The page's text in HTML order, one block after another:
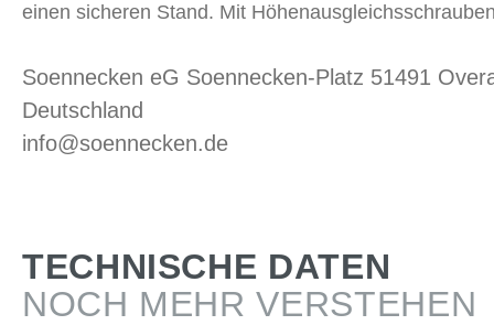
einen sicheren Stand. Mit
Soennecken eG Soennecken-Platz 51491
Deutschland
info@soennecken.de
TECHNISCHE DATEN
NOCH MEHR VERSTEHEN